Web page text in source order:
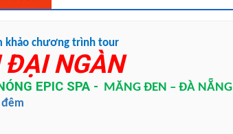
khảo chương trình tour
ĐẠI NGÀN
EPIC SPA - MĂNG ĐEN – ĐÀ NẴNG
đêm